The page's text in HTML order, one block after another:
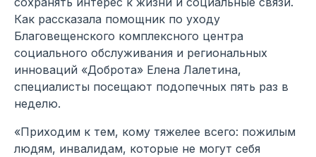
Как рассказала помощник по уходу
Благовещенского комплексного центра
социального обслуживания и региональных
инноваций «Доброта» Елена Лалетина,
специалисты посещают подопечных пять раз в
неделю.
«Приходим к тем, кому тяжелее всего: пожилым
людям, инвалидам, которые не могут себя